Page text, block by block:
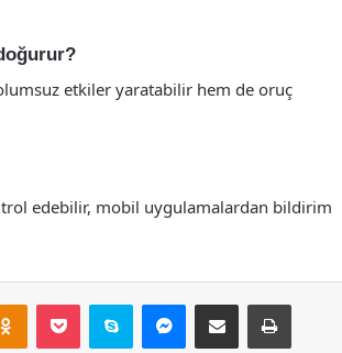
etkiler yaratabilir hem de oruç
edebilir, mobil uygulamalardan bildirim
Odnoklassniki
Pocket Skype Messenger
E-Posta ile paylaş Yazdır